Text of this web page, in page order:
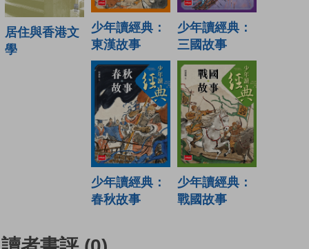
居住與香港文
學
少年讀經典：
東漢故事
少年讀經典：
三國故事
少年讀經典：
春秋故事
少年讀經典：
戰國故事